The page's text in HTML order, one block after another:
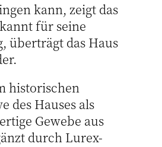
kann, zeigt das
für seine
überträgt das Haus
historischen
des Hauses als
Gewebe aus
durch Lurex-